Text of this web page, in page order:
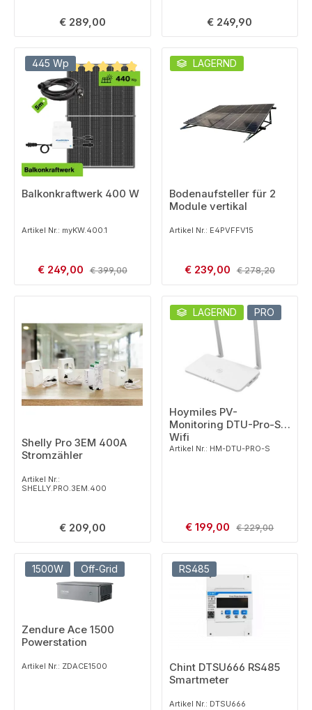
Regulärer Preis:
€ 289,00 Regulärer Preis:
€ 249,90
445 Wp
Durchschnittliche Bewertung von 5 von 5 Sternen
Balkonkraftwerk 400 W
Artikel Nr.: myKW.400.1
Verkaufspreis:
€ 249,00 Regulärer Preis:
€ 399,00
LAGERND
Bodenaufsteller für 2
Module vertikal
Artikel Nr.: E4PVFFV15
Verkaufspreis:
€ 239,00 Regulärer Preis:
€ 278,20
Shelly Pro 3EM 400A
Stromzähler
Artikel Nr.:
SHELLY.PRO.3EM.400
Regulärer Preis:
€ 209,00
LAGERND PRO
Hoymiles PV-
Monitoring DTU-Pro-S
Wifi
Artikel Nr.: HM-DTU-PRO-S
Verkaufspreis:
€ 199,00 Regulärer Preis:
€ 229,00
1500W Off-Grid
Zendure Ace 1500
Powerstation
Artikel Nr.: ZDACE1500
RS485
Chint DTSU666 RS485
Smartmeter
Artikel Nr.: DTSU666